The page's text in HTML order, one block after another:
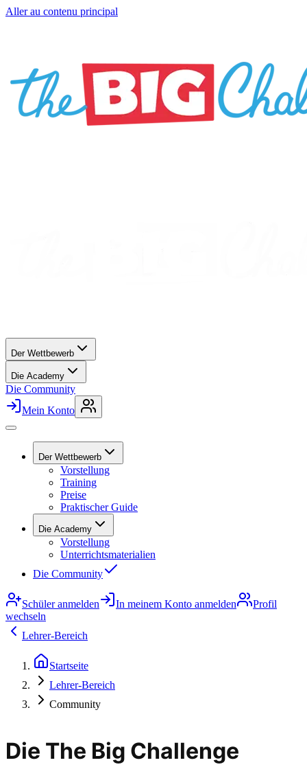
Aller au contenu principal
Der Wettbewerb
Die Academy
Die Community
Mein Konto
Der Wettbewerb
Vorstellung
Training
Preise
Praktischer Guide
Die Academy
Vorstellung
Unterrichtsmaterialien
Die Community
Schüler anmelden In meinem Konto anmelden
Profil
wechseln
Lehrer-Bereich
Startseite
Lehrer-Bereich
Community
Die The Big Challenge